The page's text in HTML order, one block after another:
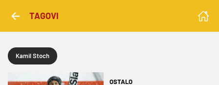
TAGOVI
Kamil Stoch
OSTALO